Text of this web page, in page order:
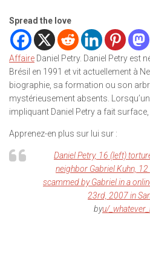
Spread the love
Affaire Daniel Petry. Daniel Petry est
Brésil en 1991 et vit actuellement à
biographie, sa formation ou son
mystérieusement absents.
impliquant Daniel Petry a fait surface,
Apprenez-en plus sur lui sur :
Daniel Petry, 16 (left)
neighbor Gabriel Kuhn,
scammed by Gabriel in a
23rd, 2007 in
byu/